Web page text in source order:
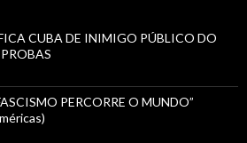
CUBA DE INIMIGO PÚBLICO DO
PERCORRE O MUNDO”